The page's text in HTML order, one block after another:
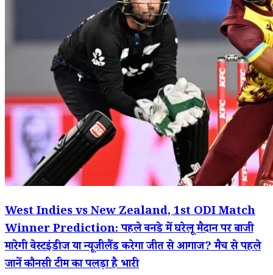
West Indies vs New Zealand, 1st ODI Match
Winner Prediction: पहले वनडे में घरेलू मैदान पर बाजी
मारेगी वेस्टइंडीज या न्यूजीलैंड करेगा जीत से आगाज? मैच से पहले
जानें कौनसी टीम का पलड़ा है भारी